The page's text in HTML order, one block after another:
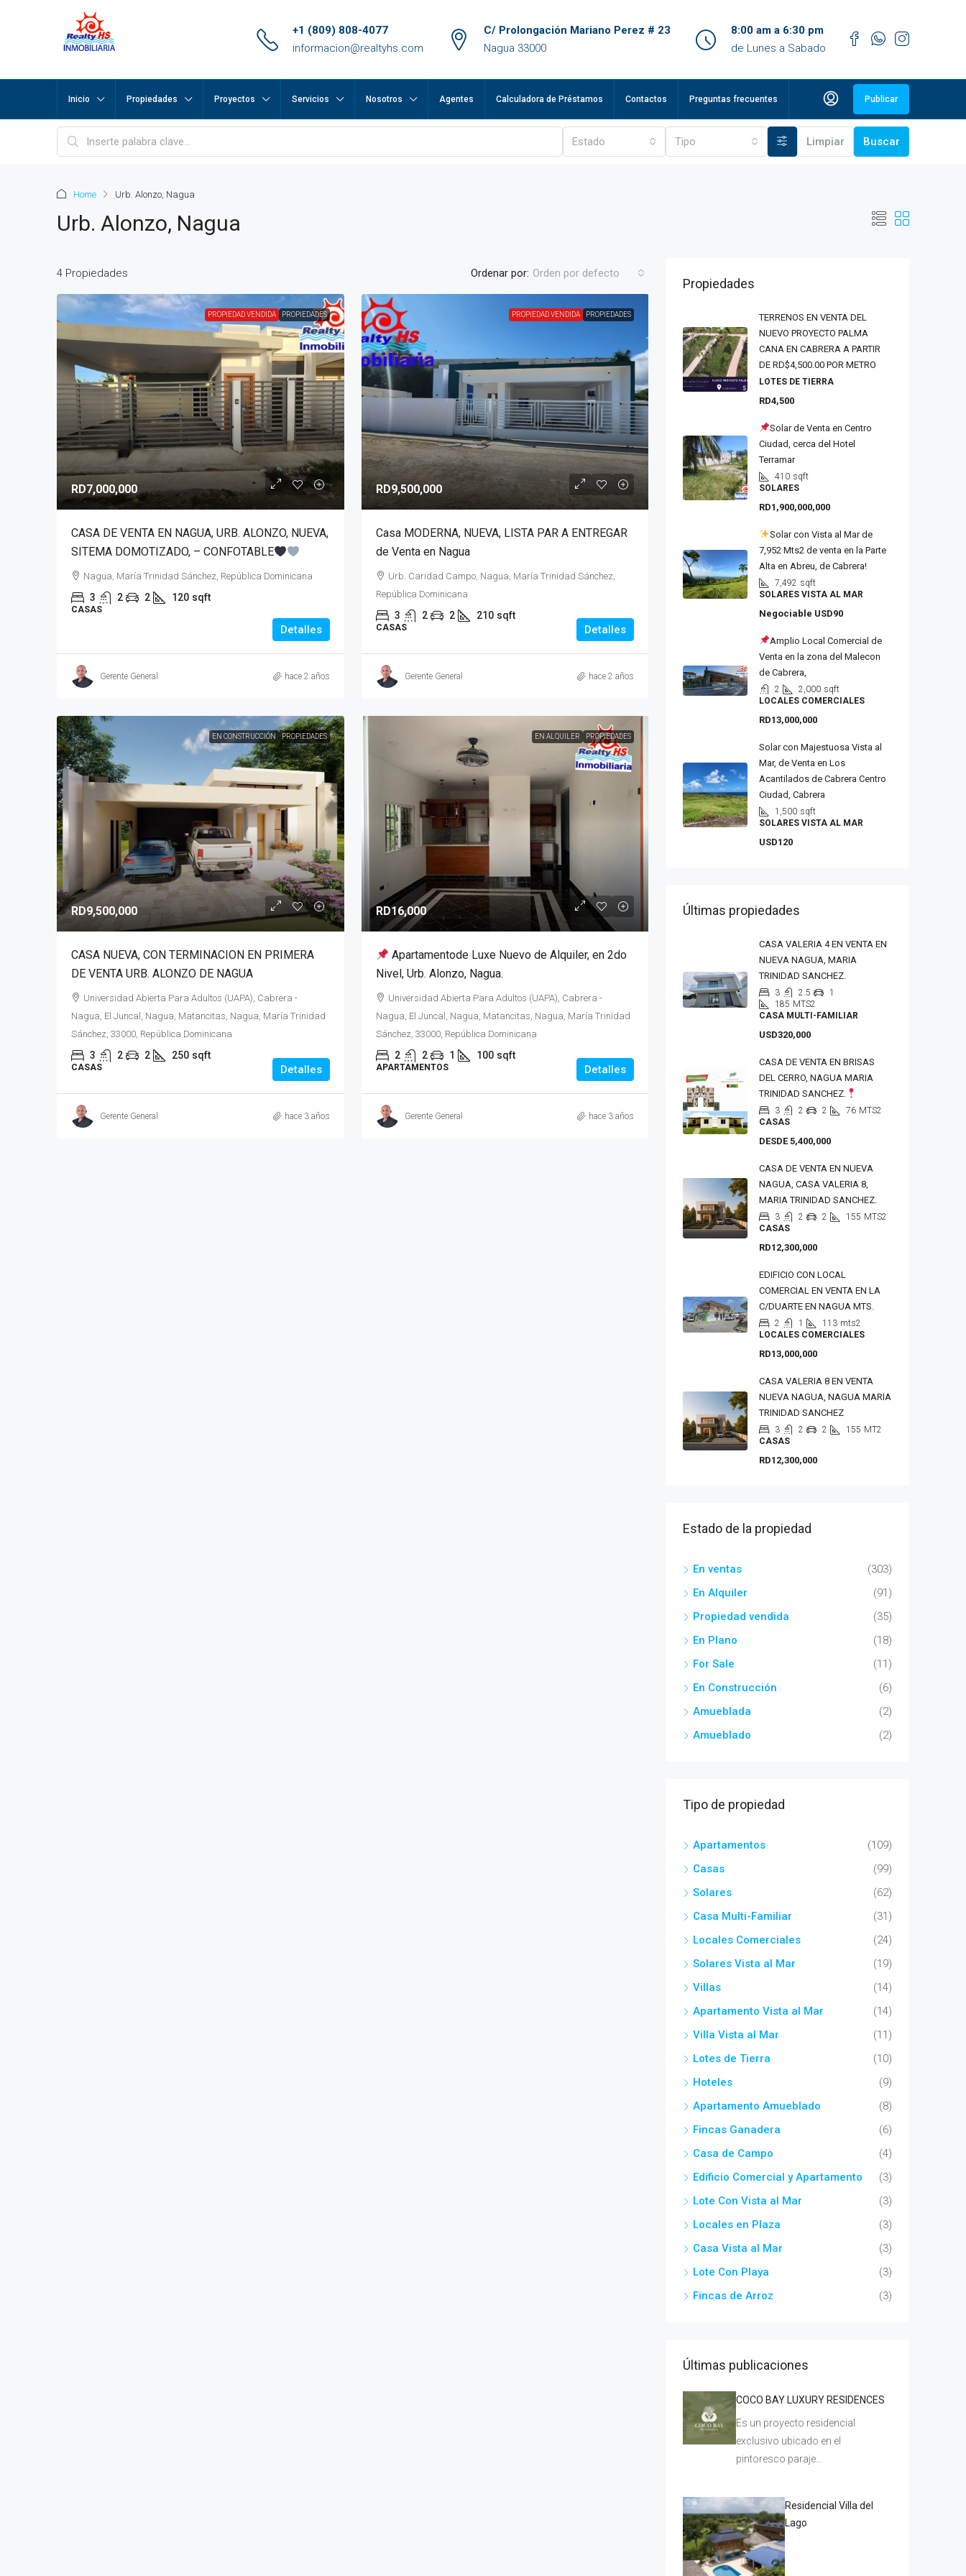
+1 (809) 808-4077
informacion@realtyhs.com
C/ Prolongación Mariano Perez # 23
Nagua 33000
8:00 am a 6:30 pm
de Lunes a Sabado
Inicio Propiedades Proyectos Servicios Nosotros Agentes Calculadora de Préstamos Contactos Preguntas frecuentes Publicar
Estado Tipo Limpiar Buscar
Home Urb. Alonzo, Nagua
Urb. Alonzo, Nagua
4 Propiedades Ordenar por: Orden por defecto
PROPIEDAD VENDIDA PROPIEDADES
RD7,000,000
CASA DE VENTA EN NAGUA, URB. ALONZO, NUEVA,
SITEMA DOMOTIZADO, – CONFOTABLE
Nagua, María Trinidad Sánchez, República Dominicana
3 2 2 120 sqft
CASAS
Detalles
Gerente General hace 2 años
PROPIEDAD VENDIDA PROPIEDADES
RD9,500,000
Casa MODERNA, NUEVA, LISTA PAR A ENTREGAR
de Venta en Nagua
Urb. Caridad Campo, Nagua, María Trinidad Sánchez,
República Dominicana
3 2 2 210 sqft
CASAS Detalles
Gerente General hace 2 años
EN CONSTRUCCIÓN PROPIEDADES
RD9,500,000
CASA NUEVA, CON TERMINACION EN PRIMERA
DE VENTA URB. ALONZO DE NAGUA
Universidad Abierta Para Adultos (UAPA), Cabrera -
Nagua, El Juncal, Nagua, Matancitas, Nagua, María Trinidad
Sánchez, 33000, República Dominicana
3 2 2 250 sqft
CASAS Detalles
Gerente General hace 3 años
EN ALQUILER PROPIEDADES
RD16,000
Apartamentode Luxe Nuevo de Alquiler, en 2do
Nivel, Urb. Alonzo, Nagua.
Universidad Abierta Para Adultos (UAPA), Cabrera -
Nagua, El Juncal, Nagua, Matancitas, Nagua, María Trinidad
Sánchez, 33000, República Dominicana
2 2 1 100 sqft
APARTAMENTOS Detalles
Gerente General hace 3 años
Propiedades
TERRENOS EN VENTA DEL
NUEVO PROYECTO PALMA
CANA EN CABRERA A PARTIR
DE RD$4,500.00 POR METRO
LOTES DE TIERRA
RD4,500
Solar de Venta en Centro
Ciudad, cerca del Hotel
Terramar
410 sqft
SOLARES
RD1,900,000,000
Solar con Vista al Mar de
7,952 Mts2 de venta en la Parte
Alta en Abreu, de Cabrera!
7,492 sqft
SOLARES VISTA AL MAR
Negociable USD90
Amplio Local Comercial de
Venta en la zona del Malecon
de Cabrera,
2 2,000 sqft
LOCALES COMERCIALES
RD13,000,000
Solar con Majestuosa Vista al
Mar, de Venta en Los
Acantilados de Cabrera Centro
Ciudad, Cabrera
1,500 sqft
SOLARES VISTA AL MAR
USD120
Últimas propiedades
CASA VALERIA 4 EN VENTA EN
NUEVA NAGUA, MARIA
TRINIDAD SANCHEZ.
3 2.5
1
185 MTS2
CASA MULTI-FAMILIAR
USD320,000
CASA DE VENTA EN BRISAS
DEL CERRO, NAGUA MARIA
TRINIDAD SANCHEZ.
3 2 2 76 MTS2
CASAS
DESDE 5,400,000
CASA DE VENTA EN NUEVA
NAGUA, CASA VALERIA 8,
MARIA TRINIDAD SANCHEZ.
3 2 2 155 MTS2
CASAS
RD12,300,000
EDIFICIO CON LOCAL
COMERCIAL EN VENTA EN LA
C/DUARTE EN NAGUA MTS.
2 1 113 mts2
LOCALES COMERCIALES
RD13,000,000
CASA VALERIA 8 EN VENTA
NUEVA NAGUA, NAGUA MARIA
TRINIDAD SANCHEZ
3 2 2 155 MT2
CASAS
RD12,300,000
Estado de la propiedad
En ventas
(303)
En Alquiler
(91)
Propiedad vendida
(35)
En Plano
(18)
For Sale
(11)
En Construcción
(6)
Amueblada
(2)
Amueblado
(2)
Tipo de propiedad
Apartamentos
(109)
Casas
(99)
Solares
(62)
Casa Multi-Familiar
(31)
Locales Comerciales
(24)
Solares Vista al Mar
(19)
Villas
(14)
Apartamento Vista al Mar
(14)
Villa Vista al Mar
(11)
Lotes de Tierra
(10)
Hoteles
(9)
Apartamento Amueblado
(8)
Fincas Ganadera
(6)
Casa de Campo
(4)
Edificio Comercial y Apartamento
(3)
Lote Con Vista al Mar
(3)
Locales en Plaza
(3)
Casa Vista al Mar
(3)
Lote Con Playa
(3)
Fincas de Arroz
(3)
Últimas publicaciones
COCO BAY LUXURY RESIDENCES
Es un proyecto residencial
exclusivo ubicado en el
pintoresco paraje…
Residencial Villa del
Lago